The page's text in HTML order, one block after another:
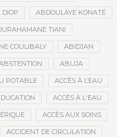
DIOP ABDOULAYE KONATÉ
TIANI
COULIBALY ABIDJAN
ABUJA
POTABLE ACCÈS À L’EAU
ACCÈS À L'EAU
ACCÈS AUX SOINS
ACCIDENT DE CIRCULATION